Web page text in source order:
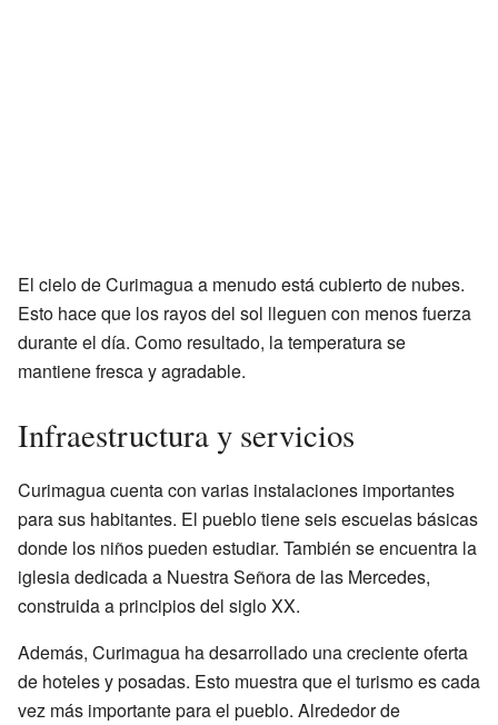
El cielo de Curimagua a menudo está cubierto de nubes.
Esto hace que los rayos del sol lleguen con menos fuerza
durante el día. Como resultado, la temperatura se
mantiene fresca y agradable.
Infraestructura y servicios
Curimagua cuenta con varias instalaciones importantes
para sus habitantes. El pueblo tiene seis escuelas básicas
donde los niños pueden estudiar. También se encuentra la
iglesia dedicada a Nuestra Señora de las Mercedes,
construida a principios del siglo XX.
Además, Curimagua ha desarrollado una creciente oferta
de hoteles y posadas. Esto muestra que el turismo es cada
vez más importante para el pueblo. Alrededor de